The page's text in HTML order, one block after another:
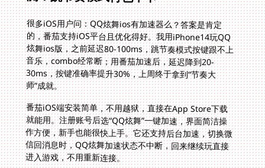
很多iOS用户问：QQ炫舞ios有加速器么？答案是肯定
的，番茄支持iOS平台且优化得好。我用iPhone14玩QQ
炫舞ios版，之前延迟80-100ms，跳节奏模式按键跟不上
音乐，combo经常断；用番茄加速后，延迟降到20-
30ms，按键准确率提升30%，上周终于拿到“节奏大
师”成就。
番茄iOS端安装简单，不用越狱，直接在App Store下载
就能用。注册账号后选“QQ炫舞”一键加速，界面简洁操
作方便，新手也能很快上手。它还支持后台加速，切换微
信回消息时，QQ炫舞加速状态不中断，回来继续玩直接
进入游戏，不用重新连接。